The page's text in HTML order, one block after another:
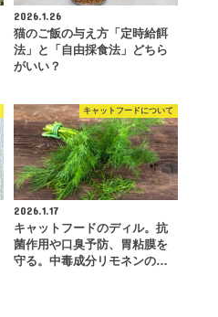
2026.1.26
猫のご飯の与え方「定時給餌
法」と「自由採食法」どちら
がいい？
キャットフードについて
2026.1.17
キャットフードのディル。抗
菌作用や口臭予防、胃粘膜を
守る。中毒成分リモネンの…